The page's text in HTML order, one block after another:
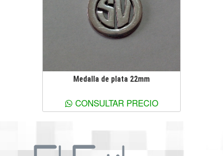
Ver más información
Medalla de plata 22mm
CONSULTAR PRECIO